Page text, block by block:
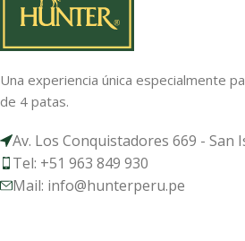
Una experiencia única especialmente
de 4 patas.
Av. Los Conquistadores 669 - San
Tel: +51 963 849 930
Mail: info@hunterperu.pe